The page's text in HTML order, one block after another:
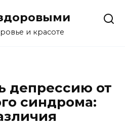
и красоте
депрессию от
синдрома: